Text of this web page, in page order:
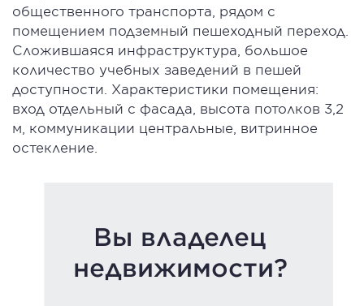
общественного транспорта, рядом с
помещением подземный пешеходный переход.
Сложившаяся инфраструктура, большое
количество учебных заведений в пешей
доступности. Характеристики помещения:
вход отдельный с фасада, высота потолков 3,2
м, коммуникации центральные, витринное
остекление.
Вы владелец
недвижимости?